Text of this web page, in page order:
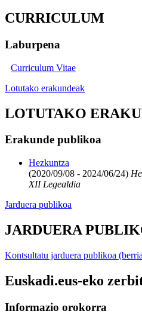
CURRICULUM
Laburpena
Curriculum Vitae
Lotutako erakundeak
LOTUTAKO
Erakunde publikoa
Hezkuntza
(2020/09/08 - 2024/06/24)
XII Legealdia
Jarduera publikoa
JARDUERA
Kontsultatu jarduera publikoa
Euskadi.eus-eko
Informazio orokorra